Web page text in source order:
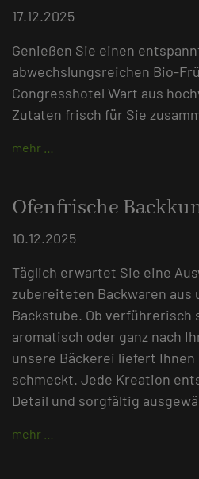
17.12.2025
Genießen Sie einen
abwechslungsreichen Bio-
Congresshotel Wart aus
Zutaten frisch für Sie
mehr …
Ofenfrische
10.12.2025
Täglich erwartet Sie eine
zubereiteten Backwaren aus
Backstube. Ob verführerisch
aromatisch oder ganz nach
unsere Bäckerei liefert Ihnen
schmeckt. Jede Kreation
Detail und sorgfältig
mehr …